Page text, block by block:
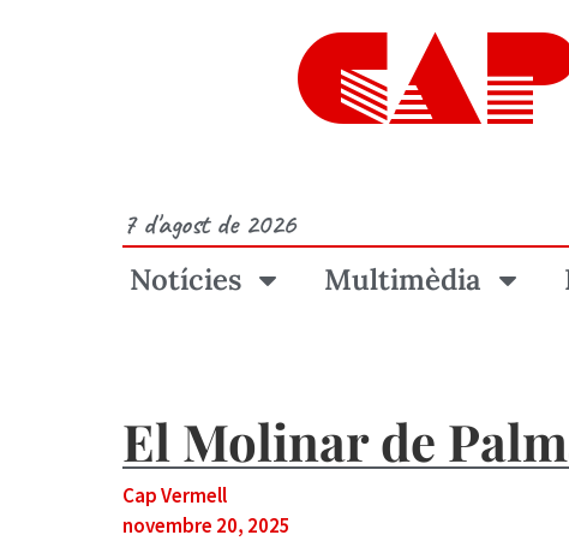
7 d'agost de 2026
Notícies Multimèdia
El Molinar de
Cap Vermell
novembre 20, 2025